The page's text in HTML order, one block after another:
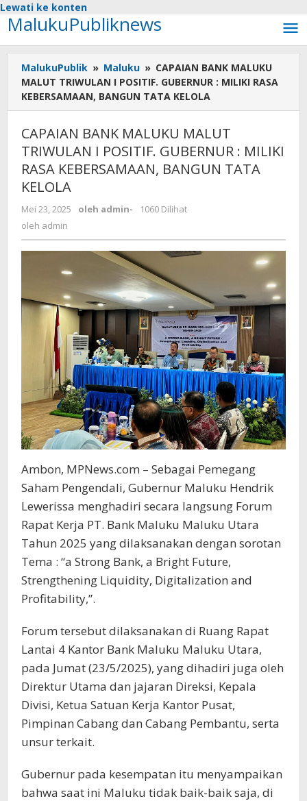
Lewati ke konten
MalukuPubliknews
MalukuPublik » Maluku » CAPAIAN BANK MALUKU
MALUT TRIWULAN I POSITIF. GUBERNUR : MILIKI RASA
KEBERSAMAAN, BANGUN TATA KELOLA
CAPAIAN BANK MALUKU MALUT
TRIWULAN I POSITIF. GUBERNUR : MILIKI
RASA KEBERSAMAAN, BANGUN TATA
KELOLA
Mei 23, 2025 oleh admin-
1060 Dilihat
oleh admin
Ambon, MPNews.com – Sebagai Pemegang
Saham Pengendali, Gubernur Maluku Hendrik
Lewerissa menghadiri secara langsung Forum
Rapat Kerja PT. Bank Maluku Maluku Utara
Tahun 2025 yang dilaksanakan dengan sorotan
Tema : “a Strong Bank, a Bright Future,
Strengthening Liquidity, Digitalization and
Profitability,”.
Forum tersebut dilaksanakan di Ruang Rapat
Lantai 4 Kantor Bank Maluku Maluku Utara,
pada Jumat (23/5/2025), yang dihadiri juga oleh
Direktur Utama dan jajaran Direksi, Kepala
Divisi, Ketua Satuan Kerja Kantor Pusat,
Pimpinan Cabang dan Cabang Pembantu, serta
unsur terkait.
Gubernur pada kesempatan itu menyampaikan
bahwa saat ini Maluku tidak baik-baik saja, di